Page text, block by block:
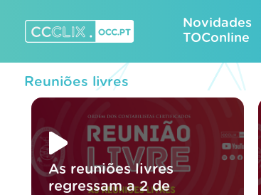
content
Novidades
TOConline
Reuniões livres
As reuniões livres
regressam a 2 de